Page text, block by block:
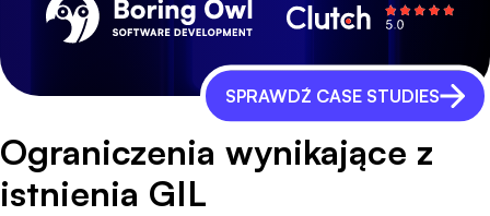
SPRAWDŹ CASE STUDIES
Ograniczenia wynikające z
istnienia GIL